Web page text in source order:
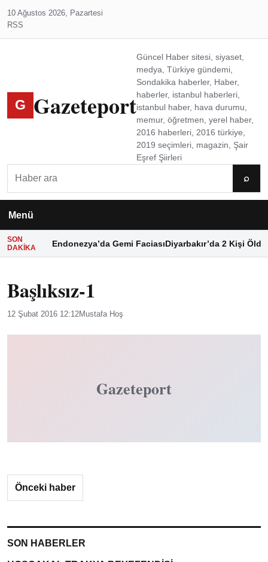
10 Ağustos 2026, Pazartesi
RSS
G Gazeteport
Güncel Haber sitesi, siyaset,
medya, Türkiye gündemi,
Sondakika haberler, Haber,
haberler, istanbul haberleri,
istanbul haber, hava durumu,
memur, öğretmen, yerel haber,
2016 haberleri, 2016 türkiye,
2019 seçimleri, magazin, Şair
Eşref Şiirleri
⌕
Menü
SON
DAKIKA
Endonezya’da Gemi FaciasıDiyarbakır’da 2 Kişi Öldü
Başlıksız-1
12 Şubat 2016 12:12Mustafa Hoş
Gazeteport
Önceki haber
SON HABERLER